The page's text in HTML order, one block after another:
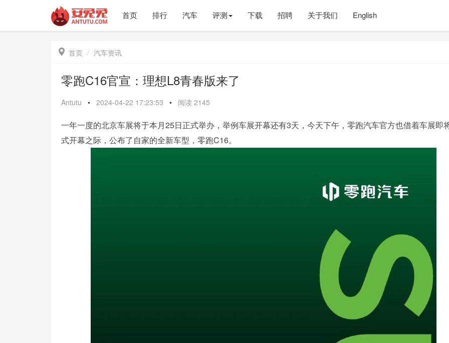
首页 排行 汽车 评测 下载 招聘 关于我们 English
 首页 汽车资讯
零跑C16官宣：理想L8青春版来了
Antutu • 2024-04-22 17:23:53 • 阅读 2145
一年一度的北京车展将于本月25日正式举办，举例车展开幕还有3天，今天下午，零跑汽车官方也借着车展即
式开幕之际，公布了自家的全新车型，零跑C16。